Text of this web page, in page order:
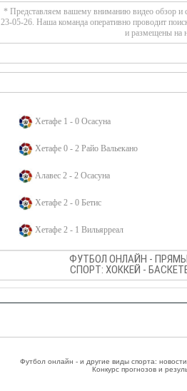
* Представляем вашему вниманию видео обзор и
23-05-26. Наша команда оперативно проводит
и размещены на
Хетафе 1 - 0 Осасуна
Хетафе 0 - 2 Райо Вальекано
Алавес 2 - 2 Осасуна
Хетафе 2 - 0 Бетис
Хетафе 2 - 1 Вильярреал
ФУТБОЛ ОНЛАЙН -
СПОРТ: ХОККЕЙ -
Футбол онлайн - и другие виды спорта:
Конкурс прогнозов и